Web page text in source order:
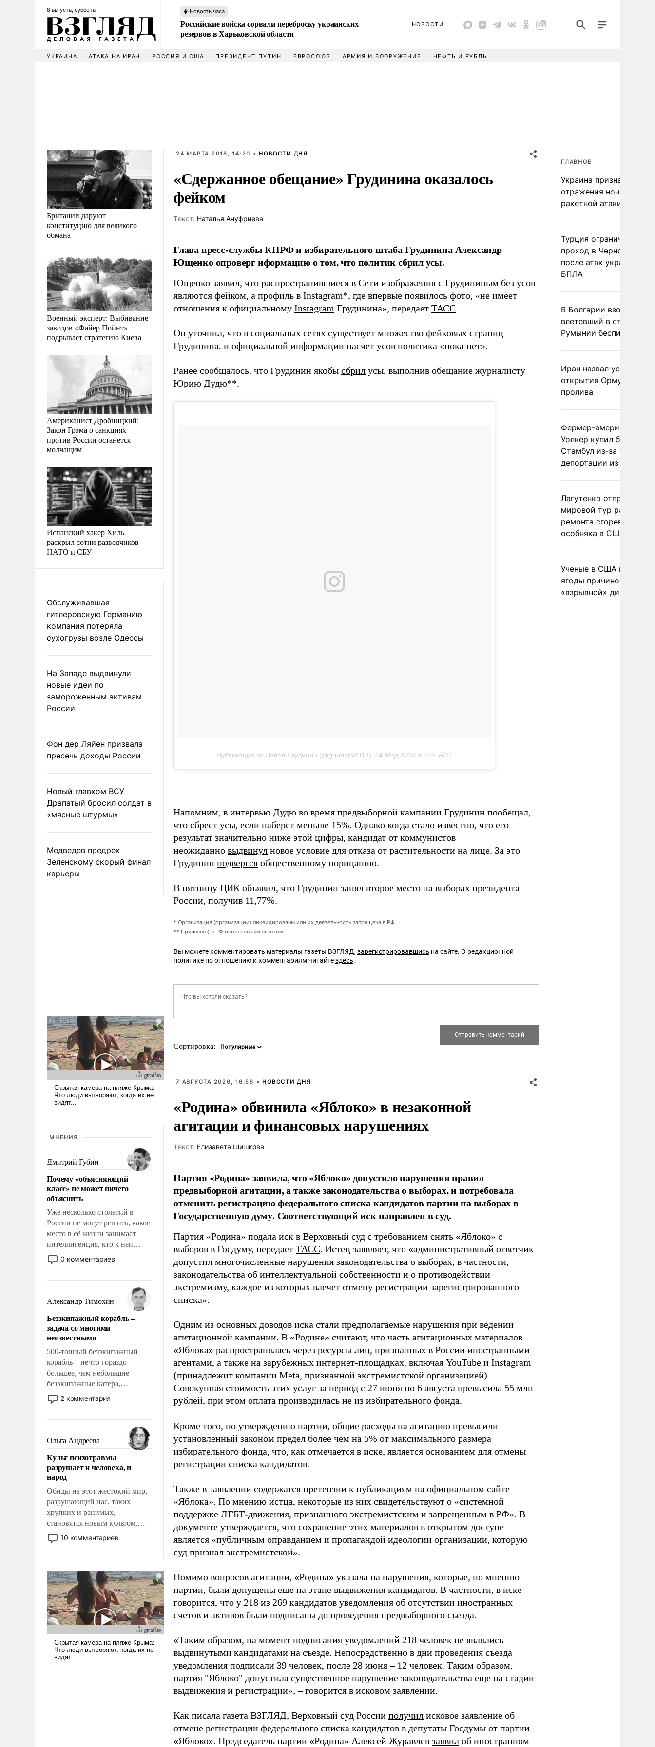
8 августа, суббота Новость часа
Российские войска сорвали переброску украинских
резервов в Харьковской области
НОВОСТИ
УКРАИНА АТАКА НА ИРАН РОССИЯ И США ПРЕЗИДЕНТ ПУТИН ЕВРОСОЮЗ АРМИЯ И ВООРУЖЕНИЕ НЕФТЬ И РУБЛЬ
Британии даруют
конституцию для великого
обмана
Военный эксперт: Выбивание
заводов «Файер Пойнт»
подрывает стратегию Киева
Американист Дробницкий:
Закон Грэма о санкциях
против России останется
молчащим
Испанский хакер Хиль
раскрыл сотни разведчиков
НАТО и СБУ
Обслуживавшая
гитлеровскую Германию
компания потеряла
сухогрузы возле Одессы
На Западе выдвинули
новые идеи по
замороженным активам
России
Фон дер Ляйен призвала
пресечь доходы России
Новый главком ВСУ
Драпатый бросил солдат в
«мясные штурмы»
Медведев предрек
Зеленскому скорый финал
карьеры
МНЕНИЯ
Дмитрий Губин
Почему «объясняющий
класс» не может ничего
объяснить
Уже несколько столетий в
России не могут решить, какое
место в её жизни занимает
интеллигенция, кто к ней
принадлежит, а кого из неё
исключили с правом
чем она отличается от просто
образованных людей. Иногда
казалось, что эти вопросы
решены раз и навсегда, но –
нет, не решены.
0 комментариев
Александр Тимохин
Безэкипажный корабль –
задача со многими
неизвестными
500-тонный безэкипажный
корабль – нечто гораздо
большее, чем небольшие
безэкипажные катера,
применение которых уже
стало обыденностью. Задача по
сложна и амбициозна. Однако
и ее реализация радикально
поднимет наши боевые
возможности.
2 комментария
Ольга Андреева
Культ психотравмы
разрушает и человека, и
народ
Обиды на этот жестокий мир,
разрушающий нас, таких
хрупких и ранимых,
становятся новым культом,
постепенно вытесняя и
отменяя традиционное
ударами судьбы, брать на себя
ответственность, помогать
слабым, идти вперед и
адаптироваться.
10 комментариев
24 МАРТА 2018, 14:20 • НОВОСТИ ДНЯ
«Сдержанное обещание» Грудинина оказалось
фейком
Tекст: Наталья Ануфриева
Глава пресс-службы КПРФ и избирательного штаба Грудинина Александр
Ющенко опроверг иформацию о том, что политик сбрил усы.
Ющенко заявил, что распространившиеся в Сети изображения с Грудининым без усов
являются фейком, а профиль в Instagram*, где впервые появилось фото, «не имеет
отношения к официальному Instagram Грудинина», передает ТАСС.
Он уточнил, что в социальных сетях существует множество фейковых страниц
Грудинина, и официальной информации насчет усов политика «пока нет».
Ранее сообщалось, что Грудинин якобы сбрил усы, выполнив обещание журналисту
Юрию Дудю**.
Публикация от Павел Грудинин (@grudinin2018) 24 Мар 2018 в 2:25 PDT
Напомним, в интервью Дудю во время предвыборной кампании Грудинин пообещал,
что сбреет усы, если наберет меньше 15%. Однако когда стало известно, что его
результат значительно ниже этой цифры, кандидат от коммунистов
неожиданно выдвинул новое условие для отказа от растительности на лице. За это
Грудинин подвергся общественному порицанию.
В пятницу ЦИК объявил, что Грудинин занял второе место на выборах президента
России, получив 11,77%.
* Организация (организации) ликвидированы или их деятельность запрещена в РФ
** Признан(а) в РФ иностранным агентом
Вы можете комментировать материалы газеты ВЗГЛЯД, зарегистрировавшись на сайте. О редакционной
политике по отношению к комментариям читайтездесь.
Сортировка:
7 АВГУСТА 2026, 16:56 • НОВОСТИ ДНЯ
«Родина» обвинила «Яблоко» в незаконной
агитации и финансовых нарушениях
Tекст: Елизавета Шишкова
Партия «Родина» заявила, что «Яблоко» допустило нарушения правил
предвыборной агитации, а также законодательства о выборах, и потребовала
отменить регистрацию федерального списка кандидатов партии на выборах в
Государственную думу. Соответствующий иск направлен в суд.
Партия «Родина» подала иск в Верховный суд с требованием снять «Яблоко» с
выборов в Госдуму, передает ТАСС. Истец заявляет, что «административный ответчик
допустил многочисленные нарушения законодательства о выборах, в частности,
законодательства об интеллектуальной собственности и о противодействии
экстремизму, каждое из которых влечет отмену регистрации зарегистрированного
списка».
Одним из основных доводов иска стали предполагаемые нарушения при ведении
агитационной кампании. В «Родине» считают, что часть агитационных материалов
«Яблока» распространялась через ресурсы лиц, признанных в России иностранными
агентами, а также на зарубежных интернет-площадках, включая YouTube и Instagram
(принадлежит компании Meta, признанной экстремистской организацией).
Совокупная стоимость этих услуг за период с 27 июня по 6 августа превысила 55 млн
рублей, при этом оплата производилась не из избирательного фонда.
Кроме того, по утверждению партии, общие расходы на агитацию превысили
установленный законом предел более чем на 5% от максимального размера
избирательного фонда, что, как отмечается в иске, является основанием для отмены
регистрации списка кандидатов.
Также в заявлении содержатся претензии к публикациям на официальном сайте
«Яблока». По мнению истца, некоторые из них свидетельствуют о «системной
поддержке ЛГБТ-движения, признанного экстремистским и запрещенным в РФ». В
документе утверждается, что сохранение этих материалов в открытом доступе
является «публичным оправданием и пропагандой идеологии организации, которую
суд признал экстремистской».
Помимо вопросов агитации, «Родина» указала на нарушения, которые, по мнению
партии, были допущены еще на этапе выдвижения кандидатов. В частности, в иске
говорится, что у 218 из 269 кандидатов уведомления об отсутствии иностранных
счетов и активов были подписаны до проведения предвыборного съезда.
«Таким образом, на момент подписания уведомлений 218 человек не являлись
выдвинутыми кандидатами на съезде. Непосредственно в дни проведения съезда
уведомления подписали 39 человек, после 28 июня – 12 человек. Таким образом,
партия "Яблоко" допустила существенное нарушение законодательства еще на стадии
выдвижения и регистрации», – говорится в исковом заявлении.
Как писала газета ВЗГЛЯД, Верховный суд России получил исковое заявление об
отмене регистрации федерального списка кандидатов в депутаты Госдумы от партии
«Яблоко». Председатель партии «Родина» Алексей Журавлев заявил об иностранном
ГЛАВНОЕ
Украина признала
отражения ночной
ракетной атаки
Турция ограничила
проход в Черное море
после атак украинских
БПЛА
В Болгарии взорвался
влетевший в страну из
Румынии беспилотник
Иран назвал условие
открытия Ормузского
пролива
Фермер-американец
Уолкер купил билет в
Стамбул из-за угрозы
депортации из России
Лагутенко отправился в
мировой тур ради
ремонта сгоревшего
особняка в США
Ученые в США назвали
ягоды причиной
«взрывной» диареи